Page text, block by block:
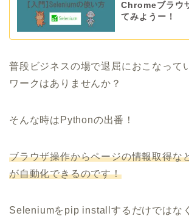
Chromeブラウ
てみようー！
普段ビジネスの場で退屈におこなって
ワークはありませんか？
そんな時はPythonの出番！
ブラウザ操作からページの情報取得な
が自動化できるのです！
Seleniumをpip installするだけではな